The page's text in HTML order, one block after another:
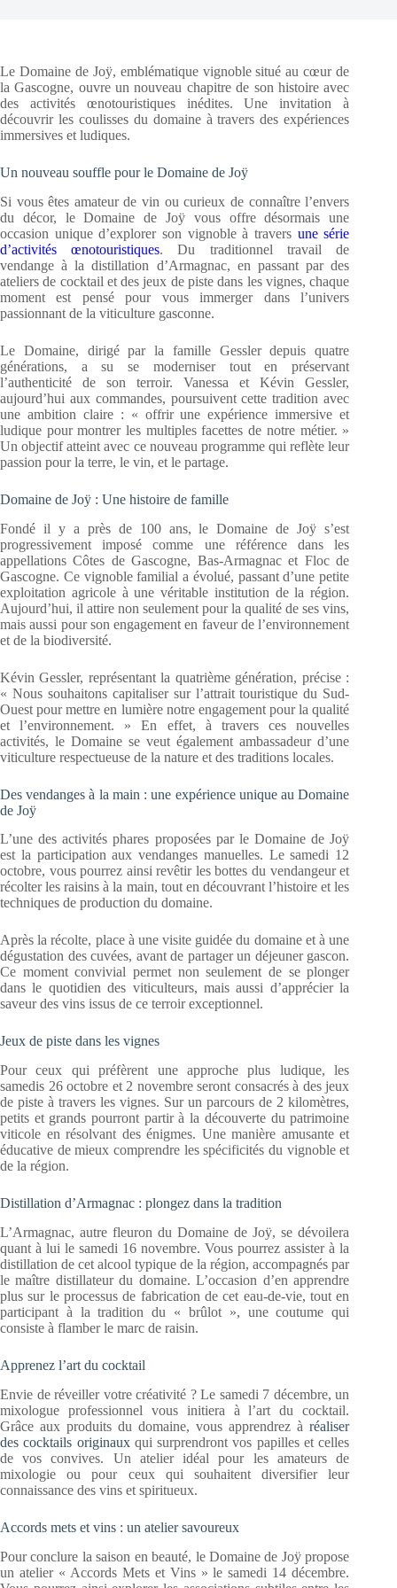
Le Domaine de Joÿ, emblématique vignoble situé au cœur de
la Gascogne, ouvre un nouveau chapitre de son histoire avec
des activités œnotouristiques inédites. Une invitation à
découvrir les coulisses du domaine à travers des expériences
immersives et ludiques.
Un nouveau souffle pour le Domaine de Joÿ
Si vous êtes amateur de vin ou curieux de connaître l’envers
du décor, le Domaine de Joÿ vous offre désormais une
occasion unique d’explorer son vignoble à travers une série
d’activités œnotouristiques. Du traditionnel travail de
vendange à la distillation d’Armagnac, en passant par des
ateliers de cocktail et des jeux de piste dans les vignes, chaque
moment est pensé pour vous immerger dans l’univers
passionnant de la viticulture gasconne.
Le Domaine, dirigé par la famille Gessler depuis quatre
générations, a su se moderniser tout en préservant
l’authenticité de son terroir. Vanessa et Kévin Gessler,
aujourd’hui aux commandes, poursuivent cette tradition avec
une ambition claire : « offrir une expérience immersive et
ludique pour montrer les multiples facettes de notre métier. »
Un objectif atteint avec ce nouveau programme qui reflète leur
passion pour la terre, le vin, et le partage.
Domaine de Joÿ : Une histoire de famille
Fondé il y a près de 100 ans, le Domaine de Joÿ s’est
progressivement imposé comme une référence dans les
appellations Côtes de Gascogne, Bas-Armagnac et Floc de
Gascogne. Ce vignoble familial a évolué, passant d’une petite
exploitation agricole à une véritable institution de la région.
Aujourd’hui, il attire non seulement pour la qualité de ses vins,
mais aussi pour son engagement en faveur de l’environnement
et de la biodiversité.
Kévin Gessler, représentant la quatrième génération, précise :
« Nous souhaitons capitaliser sur l’attrait touristique du Sud-
Ouest pour mettre en lumière notre engagement pour la qualité
et l’environnement. » En effet, à travers ces nouvelles
activités, le Domaine se veut également ambassadeur d’une
viticulture respectueuse de la nature et des traditions locales.
Des vendanges à la main : une expérience unique au Domaine
de Joÿ
L’une des activités phares proposées par le Domaine de Joÿ
est la participation aux vendanges manuelles. Le samedi 12
octobre, vous pourrez ainsi revêtir les bottes du vendangeur et
récolter les raisins à la main, tout en découvrant l’histoire et les
techniques de production du domaine.
Après la récolte, place à une visite guidée du domaine et à une
dégustation des cuvées, avant de partager un déjeuner gascon.
Ce moment convivial permet non seulement de se plonger
dans le quotidien des viticulteurs, mais aussi d’apprécier la
saveur des vins issus de ce terroir exceptionnel.
Jeux de piste dans les vignes
Pour ceux qui préfèrent une approche plus ludique, les
samedis 26 octobre et 2 novembre seront consacrés à des jeux
de piste à travers les vignes. Sur un parcours de 2 kilomètres,
petits et grands pourront partir à la découverte du patrimoine
viticole en résolvant des énigmes. Une manière amusante et
éducative de mieux comprendre les spécificités du vignoble et
de la région.
Distillation d’Armagnac : plongez dans la tradition
L’Armagnac, autre fleuron du Domaine de Joÿ, se dévoilera
quant à lui le samedi 16 novembre. Vous pourrez assister à la
distillation de cet alcool typique de la région, accompagnés par
le maître distillateur du domaine. L’occasion d’en apprendre
plus sur le processus de fabrication de cet eau-de-vie, tout en
participant à la tradition du « brûlot », une coutume qui
consiste à flamber le marc de raisin.
Apprenez l’art du cocktail
Envie de réveiller votre créativité ? Le samedi 7 décembre, un
mixologue professionnel vous initiera à l’art du cocktail.
Grâce aux produits du domaine, vous apprendrez àréaliser
des cocktails originauxqui surprendront vos papilles et celles
de vos convives. Un atelier idéal pour les amateurs de
mixologie ou pour ceux qui souhaitent diversifier leur
connaissance des vins et spiritueux.
Accords mets et vins : un atelier savoureux
Pour conclure la saison en beauté, le Domaine de Joÿ propose
un atelier « Accords Mets et Vins » le samedi 14 décembre.